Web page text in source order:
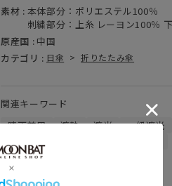
素材 : 本体部分：ポリエステル100％
刺繍部分：上糸 レーヨン100％
原産国 : 中国
カテゴリ : 日傘 > 折りたたみ傘
関連キーワード
晴雨兼用
遮熱 遮光 一級遮光
親骨：～50cm